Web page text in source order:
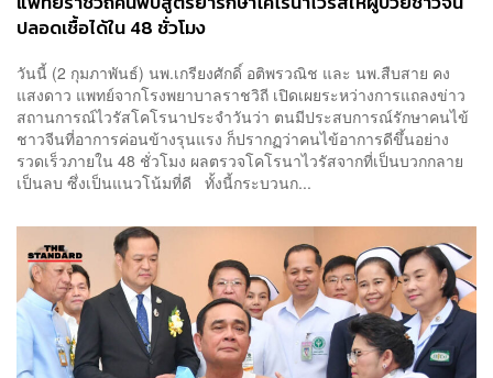
ปลอดเชื้อได้ใน 48 ชั่วโมง
วันนี้ (2 กุมภาพันธ์) นพ.เกรียงศักดิ์ อติพรวณิช และ นพ.สืบสาย คง
แสงดาว แพทย์จากโรงพยาบาลราชวิถี เปิดเผยระหว่างการแถลงข่าว
สถานการณ์ไวรัสโคโรนาประจำวันว่า ตนมีประสบการณ์รักษาคนไข้
ชาวจีนที่อาการค่อนข้างรุนแรง ก็ปรากฏว่าคนไข้อาการดีขึ้นอย่าง
รวดเร็วภายใน 48 ชั่วโมง ผลตรวจโคโรนาไวรัสจากที่เป็นบวกกลาย
เป็นลบ ซึ่งเป็นแนวโน้มที่ดี ทั้งนี้กระบวนก...